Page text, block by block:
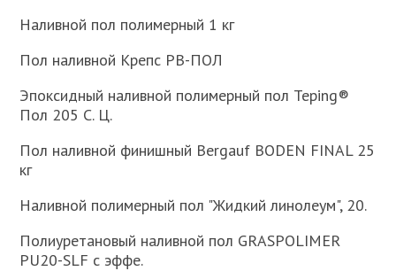
Наливной пол полимерный 1 кг
Пол наливной Крепс РВ-ПОЛ
Эпоксидный наливной полимерный пол Teping®
Пол 205 C. Ц.
Пол наливной финишный Bergauf BODEN FINAL 25
кг
Наливной полимерный пол "Жидкий линолеум", 20.
Полиуретановый наливной пол GRASPOLIMER
PU20-SLF с эффе.